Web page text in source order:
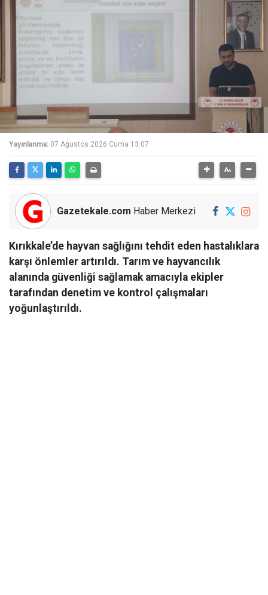
Yayınlanma: 07 Ağustos 2026 Cuma 13:07
Gazetekale.com Haber Merkezi
Kırıkkale’de hayvan sağlığını tehdit eden hastalıklara
karşı önlemler artırıldı. Tarım ve hayvancılık
alanında güvenliği sağlamak amacıyla ekipler
tarafından denetim ve kontrol çalışmaları
yoğunlaştırıldı.